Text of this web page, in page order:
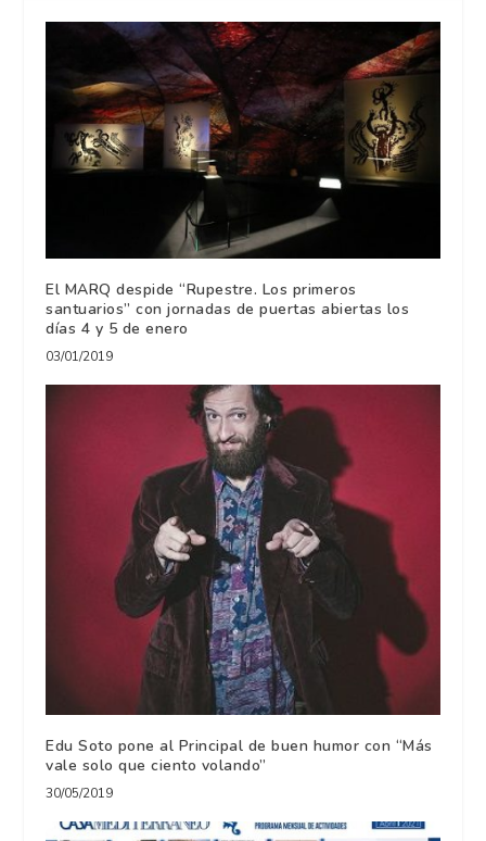
El MARQ despide “Rupestre. Los primeros
santuarios” con jornadas de puertas abiertas los
días 4 y 5 de enero
03/01/2019
Edu Soto pone al Principal de buen humor con “Más
vale solo que ciento volando”
30/05/2019